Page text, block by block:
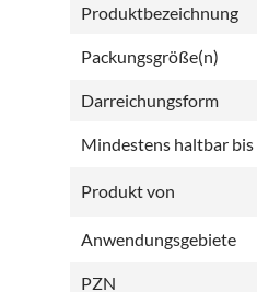
Produktbezeichnung
Packungsgröße(n)
Darreichungsform
Mindestens haltbar bis
Produkt von
Anwendungsgebiete
PZN